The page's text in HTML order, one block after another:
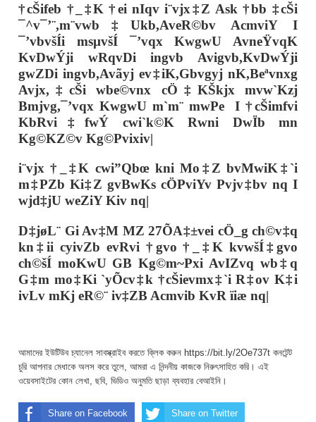
†cŠifeb †_‡K †ei nIqv i¨vjx‡Z Ask †bb ‡cŠi
¯^v¯’¨,m¨vwb‡Ukb,AveR©bv AcmviY I
¯’vbvšÍi msµvšÍ ¯’vqx KwgwU AvneŸvqK
KvDwÝji wRqvDi ingvb Avigvb,KvDwÝji
gwZDi ingvb,Avãyj ev‡iK,Gbvgyj nK,Beªvnxg
Avjx,‡cŠi wbe©vnx cÖ‡KŠkjx mvw`Kzj
Bmjvg,¯’vqx KwgwU m`m¨ mwPe I †cŠimfvi
KbRvi‡fwÝ cwi`k©K Rwni DwÏb mn
Kg©KZ©v Kg©Pvixiv|
i¨vjx †_‡K cwi”Qbœ kni Mo‡Z bvMwiK‡`i
m‡PZb Ki‡Z gvBwKs cÖPviYv Pvjv‡bv nq I
wjd‡jU weZiY Kiv nq|
D‡jøL¨ Gi Av‡M MZ 27ÕA‡±vei cÖ_g ch©v‡q
kn‡ii cyivZb evRvi †gvo †_‡K kvwšÍ‡gvo
ch©šÍ moKwU GB Kg©m~Pxi AvIZvq wb‡q
G‡m mo‡Ki `yÕcv‡k †cŠievmx‡`i R‡ov K‡i
ivLv mKj eR©¨ iv‡ZB Acmvib KvR ïiæ nq|
আমাদের ইউটিউব চ্যানেল সাবস্ক্রাইব করতে ক্লিক করুন https://bit.ly/2Oe737t কনটেন্ট
চুরি আপনার মেধাকে অলস করে তুলে, আমরা এ নিন্দনীয় কাজকে নিরুৎসাহিত করি। এই
ওয়েবসাইটের কোন লেখা, ছবি, ভিডিও অনুমতি ছাড়া ব্যবহার বেআইনি।
Share on Facebook Share on Twitter